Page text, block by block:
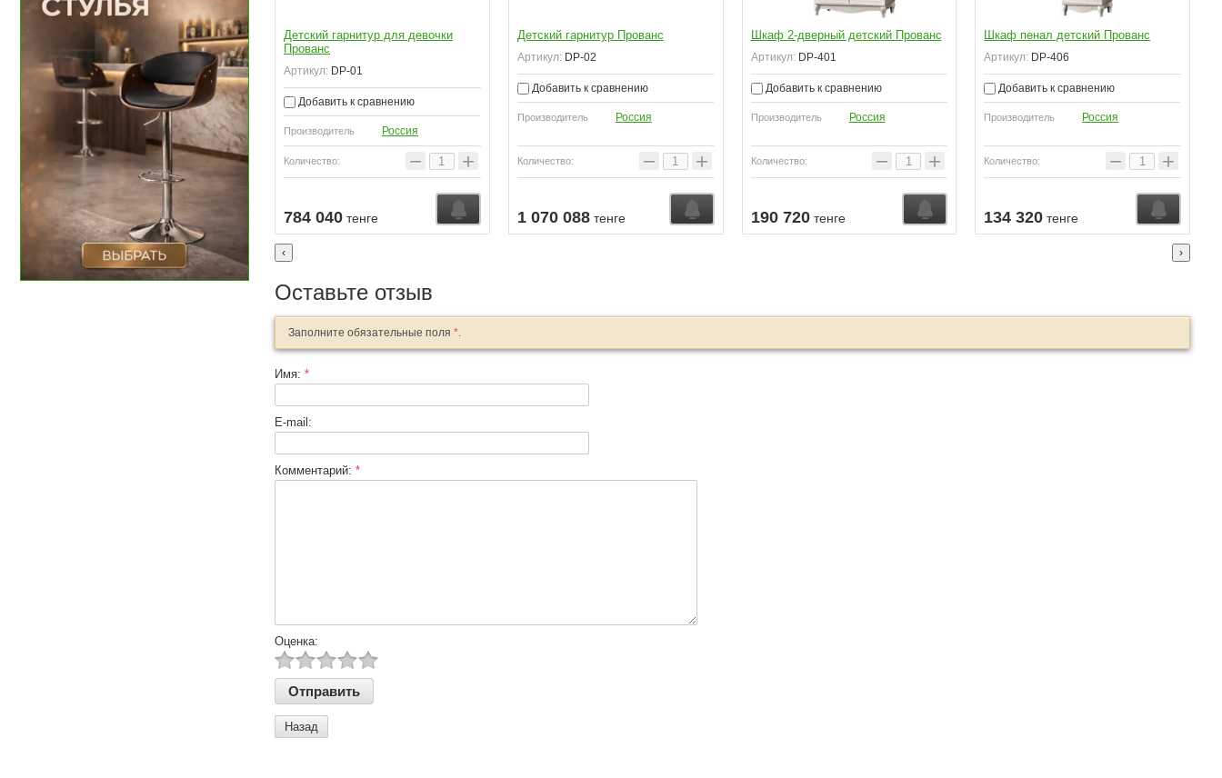
Детский гарнитур для девочки
Прованс
Артикул: DP-01
Добавить к сравнению
Производитель Россия
Количество: − +
784 040 тенге
Детский гарнитур Прованс
Артикул:DP-02
Добавить к сравнению
Производитель Россия
Количество: − +
1 070 088тенге
Шкаф 2-дверный детский Прованс
Артикул:DP-401
Добавить к сравнению
Производитель Россия
Количество: − +
190 720тенге
о поступлении
Шкаф пенал детский Прованс
Артикул: DP-406
Добавить к сравнению
Производитель Россия
Количество: − +
134 320 тенге
Узнать о поступлении Узнать о поступлении Узнать о поступлении Узнать о поступлении Узнать
‹ ›
Оставьте отзыв
Заполните обязательные поля *.
Имя: *
E-mail:
Комментарий: *
Оценка:
Назад